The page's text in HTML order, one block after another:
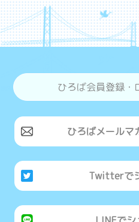
ひろば会員登録・
ひろばメールマ
Twitterで